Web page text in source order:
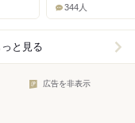
344人
と見る
広告を非表示